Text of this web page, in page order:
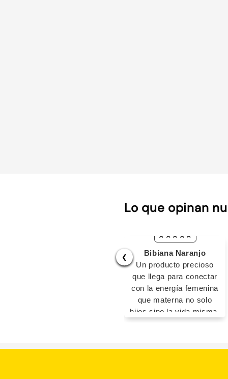
Lo que opinan
❮
Bibiana Naranjo
Un producto precioso
que llega para conectar
con la energía femenina
que materna no solo
hijos sino la vida misma.